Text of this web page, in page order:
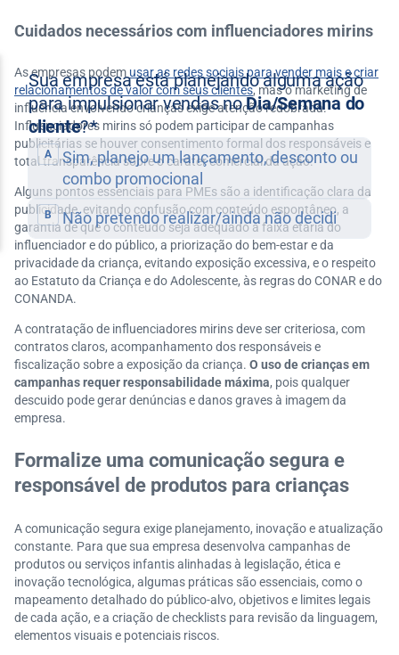
Cuidados necessários com influenciadores mirins
As empresas podem usar as redes sociais para vender mais e criar
relacionamentos de valor com seus clientes, mas o marketing de
influência envolvendo crianças exige atenção redobrada.
Influenciadores mirins só podem participar de campanhas
publicitárias se houver consentimento formal dos responsáveis e
total transparência sobre o caráter comercial da ação.
Alguns pontos essenciais para PMEs são a identificação clara da
publicidade, evitando confusão com conteúdo espontâneo, a
garantia de que o conteúdo seja adequado à faixa etária do
influenciador e do público, a priorização do bem-estar e da
privacidade da criança, evitando exposição excessiva, e o respeito
ao Estatuto da Criança e do Adolescente, às regras do CONAR e do
CONANDA.
A contratação de influenciadores mirins deve ser criteriosa, com
contratos claros, acompanhamento dos responsáveis e
fiscalização sobre a exposição da criança. O uso de crianças em
campanhas requer responsabilidade máxima, pois qualquer
descuido pode gerar denúncias e danos graves à imagem da
empresa.
Formalize uma comunicação segura e
responsável de produtos para crianças
A comunicação segura exige planejamento, inovação e atualização
constante. Para que sua empresa desenvolva campanhas de
produtos ou serviços infantis alinhadas à legislação, ética e
inovação tecnológica, algumas práticas são essenciais, como o
mapeamento detalhado do público-alvo, objetivos e limites legais
de cada ação, e a criação de checklists para revisão da linguagem,
elementos visuais e potenciais riscos.